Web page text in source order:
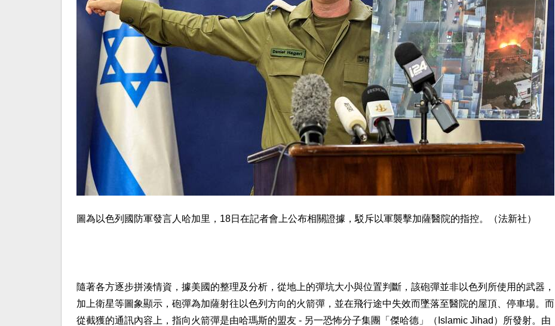
圖為以色列國防軍發言人哈加里，18日在記者會上公布相關證據，駁斥以軍襲擊加薩醫院的指控。（法新社）
隨著各方逐步拼湊情資，據美國的整理及分析，從地上的彈坑大小與位置判斷，該砲彈並非以色列所使用的武器，
加上衛星等圖象顯示，砲彈為加薩射往以色列方向的火箭彈，並在飛行途中失效而墜落至醫院的屋頂、停車場。而
從截獲的通訊內容上，指向火箭彈是由哈瑪斯的盟友 - 另一恐怖分子集團「傑哈德」（Islamic Jihad）所發射。由